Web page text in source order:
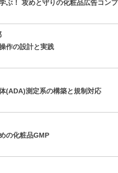
ぶ！ 攻めと守りの化粧品広告コン
作の設計と実践
(ADA)測定系の構築と規制対応
の化粧品GMP